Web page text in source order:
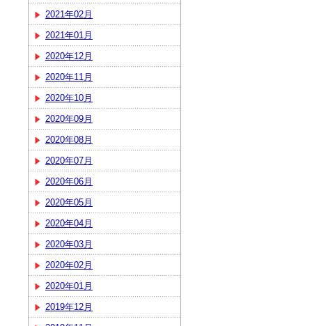
2021年02月
2021年01月
2020年12月
2020年11月
2020年10月
2020年09月
2020年08月
2020年07月
2020年06月
2020年05月
2020年04月
2020年03月
2020年02月
2020年01月
2019年12月